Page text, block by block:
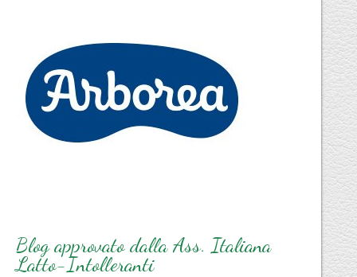
Blog approvato dalla Ass. Italiana
Latto-Intolleranti